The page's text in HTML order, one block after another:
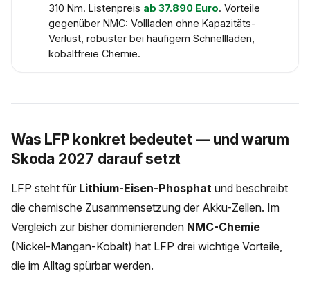
310 Nm. Listenpreis ab 37.890 Euro. Vorteile
gegenüber NMC: Vollladen ohne Kapazitäts-
Verlust, robuster bei häufigem Schnellladen,
kobaltfreie Chemie.
Was LFP konkret bedeutet — und warum
Skoda 2027 darauf setzt
LFP steht für Lithium-Eisen-Phosphat und beschreibt
die chemische Zusammensetzung der Akku-Zellen. Im
Vergleich zur bisher dominierenden NMC-Chemie
(Nickel-Mangan-Kobalt) hat LFP drei wichtige Vorteile,
die im Alltag spürbar werden.